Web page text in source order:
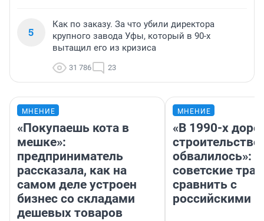
5
Как по заказу. За что убили директора
крупного завода Уфы, который в 90-х
вытащил его из кризиса
31 786 23
МНЕНИЕ
«Покупаешь кота в
мешке»:
предприниматель
рассказала, как на
самом деле устроен
бизнес со складами
дешевых товаров
МНЕНИЕ
«В 1990-х
строительство
обвалилось»:
советские
сравнить с
российскими